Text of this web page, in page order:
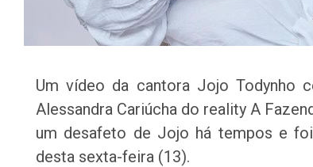
Um vídeo da cantora Jojo Todynho
Alessandra Cariúcha do reality A
um desafeto de Jojo há tempos e
desta sexta-feira (13).